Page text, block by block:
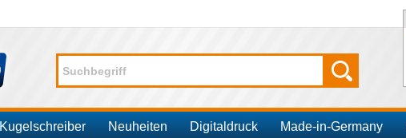
Kugelschreiber Neuheiten Digitaldruck Made-in-Germany